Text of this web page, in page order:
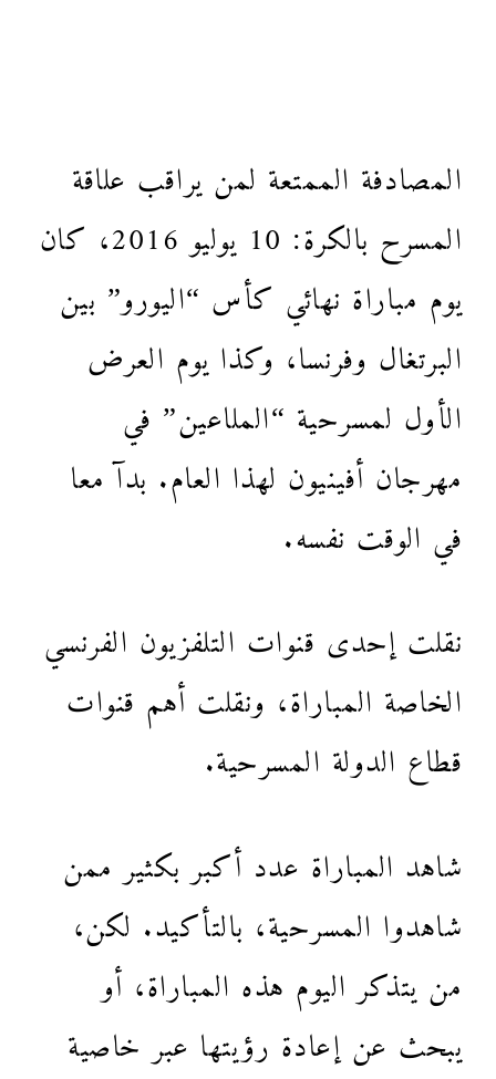
المصادفة الممتعة لمن يراقب علاقة
المسرح بالكرة: 10 يوليو 2016، كان
يوم مباراة نهائي كأس “اليورو” بين
البرتغال وفرنسا، وكذا يوم العرض
الأول لمسرحية “الملاعين” في
مهرجان أفينيون لهذا العام. بدآ معا
في الوقت نفسه.
نقلت إحدى قنوات التلفزيون الفرنسي
الخاصة المباراة، ونقلت أهم قنوات
قطاع الدولة المسرحية.
شاهد المباراة عدد أكبر بكثير ممن
شاهدوا المسرحية، بالتأكيد. لكن،
من يتذكر اليوم هذه المباراة، أو
يبحث عن إعادة رؤيتها عبر خاصية